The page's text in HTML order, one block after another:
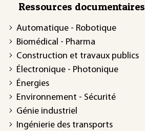
Ressources documentaires
Automatique - Robotique
Biomédical - Pharma
Construction et travaux publics
Électronique - Photonique
Énergies
Environnement - Sécurité
Génie industriel
Ingénierie des transports